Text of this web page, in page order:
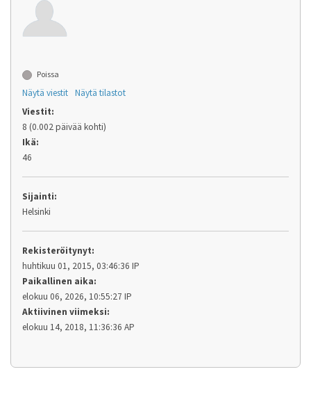
Poissa
Näytä viestit Näytä tilastot
Viestit:
8 (0.002 päivää kohti)
Ikä:
46
Sijainti:
Helsinki
Rekisteröitynyt:
huhtikuu 01, 2015, 03:46:36 IP
Paikallinen aika:
elokuu 06, 2026, 10:55:27 IP
Aktiivinen viimeksi:
elokuu 14, 2018, 11:36:36 AP